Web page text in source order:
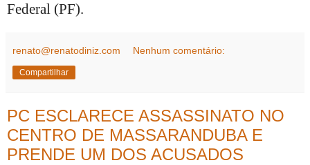
Federal (PF).
renato@renatodiniz.com Nenhum comentário:
Compartilhar
PC ESCLARECE ASSASSINATO NO
CENTRO DE MASSARANDUBA E
PRENDE UM DOS ACUSADOS